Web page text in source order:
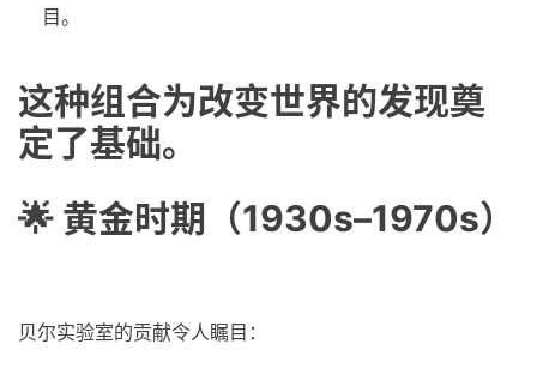
目。
这种组合为改变世界的发现奠
定了基础。
🌟 黄金时期（1930s–1970s）
贝尔实验室的贡献令人瞩目：